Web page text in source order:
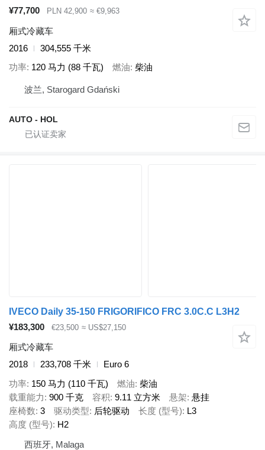
¥77,700
PLN 42,900 ≈ €9,963
厢式冷藏车
2016
304,555 千米
功率 120 马力 (88 千瓦) 燃油 柴油
波兰, Starogard Gdański
AUTO - HOL
IVECO Daily 35-150 FRIGORIFICO FRC 3.0C.C L3H2
¥183,300
€23,500 ≈ US$27,150
厢式冷藏车
2018
233,708 千米
Euro 6
功率 150 马力 (110 千瓦) 燃油 柴油
载重能力 900 千克 容积 9.11 立方米 悬架 悬挂
座椅数 3 驱动类型 后轮驱动 长度 (型号) L3
高度 (型号) H2
西班牙, Malaga